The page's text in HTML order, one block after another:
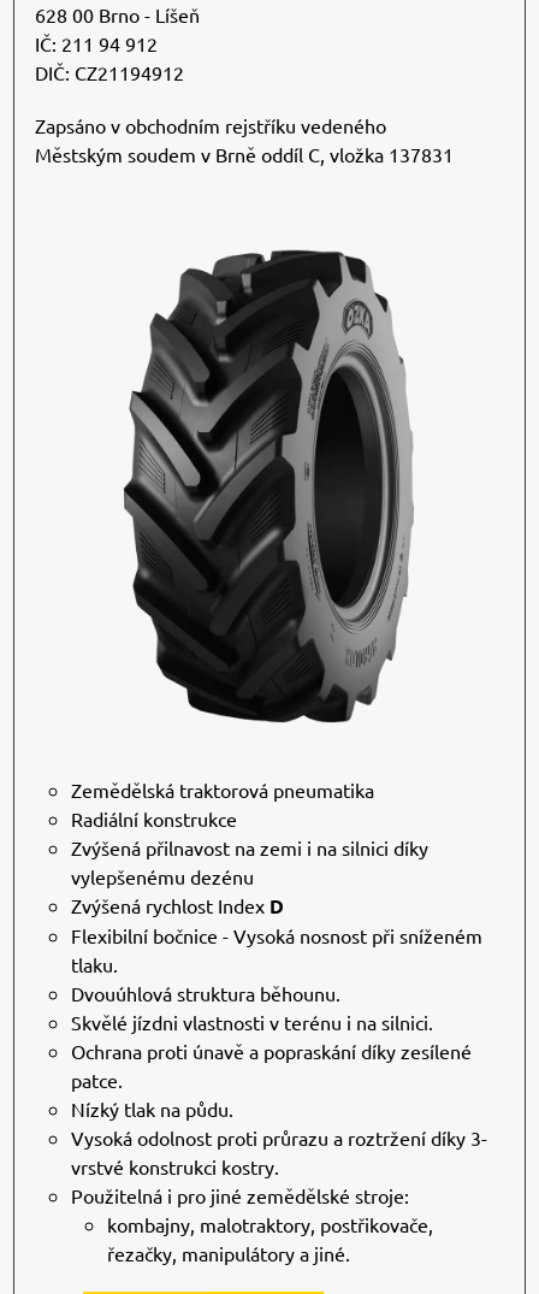
Zemědělská traktorová pneumatika
Radiální konstrukce
Zvýšená přilnavost na zemi i na silnici díky
vylepšenému dezénu
Zvýšená rychlost Index D
Flexibilní bočnice - Vysoká nosnost při sníženém
tlaku.
Dvouúhlová struktura běhounu.
Skvělé jízdni vlastnosti v terénu i na silnici.
Ochrana proti únavě a popraskání díky zesílené
patce.
Nízký tlak na půdu.
Vysoká odolnost proti průrazu a roztržení díky 3-
vrstvé konstrukci kostry.
Použitelná i pro jiné zemědělské stroje:
kombajny, malotraktory, postřikovače,
řezačky, manipulátory a jiné.
628 00 Brno - Líšeň
IČ: 211 94 912
DIČ: CZ21194912
Zapsáno v obchodním rejstříku vedeného
Městským soudem v Brně oddíl C, vložka 137831